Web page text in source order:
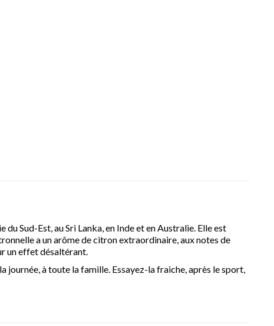
Sud-Est, au Sri Lanka, en Inde et en Australie. Elle est
a un arôme de citron extraordinaire, aux notes de
un effet désaltérant.
à toute la famille. Essayez-la fraiche, après le sport,